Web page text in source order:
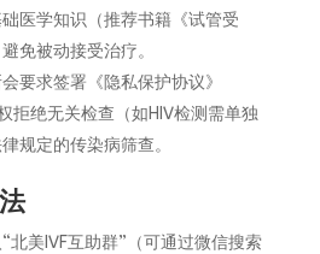
医学知识（推荐书籍《试管受
免被动接受治疗。
会要求签署《隐私保护协议》
拒绝无关检查（如HIV检测需单独
规定的传染病筛查。
北美IVF互助群”（可通过微信搜索